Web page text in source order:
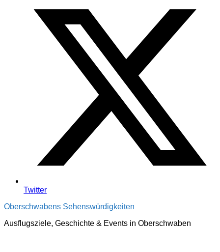
Twitter
Oberschwabens Sehenswürdigkeiten
Ausflugsziele, Geschichte & Events in Oberschwaben